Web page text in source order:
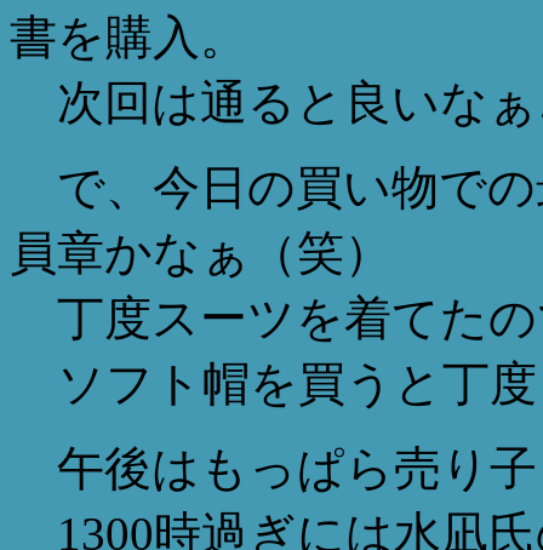
書を購入。
次回は通ると良い
で、今日の買い物で
員章かなぁ（笑）
丁度スーツを着てた
ソフト帽を買うと丁
午後はもっぱら売り子
1300時過ぎには水凪